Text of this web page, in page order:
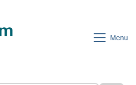
Menu